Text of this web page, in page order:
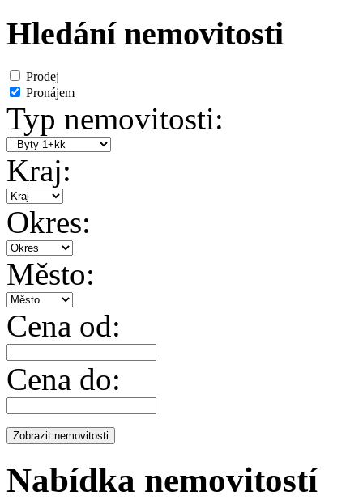
Hledání nemovitosti
Prodej
Pronájem
Typ nemovitosti:
Kraj:
Okres:
Město:
Cena od:
Cena do:
Nabídka nemovitostí